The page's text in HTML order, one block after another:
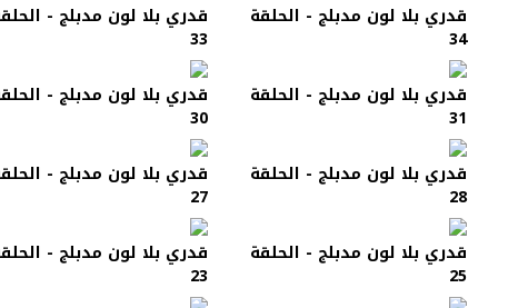
قدري بلا لون مدبلج - الحلقة
34
قدري بلا لون مدبلج -
33
قدري بلا لون مدبلج - الحلقة
31
قدري بلا لون مدبلج -
30
قدري بلا لون مدبلج - الحلقة
28
قدري بلا لون مدبلج -
27
قدري بلا لون مدبلج - الحلقة
25
قدري بلا لون مدبلج -
23